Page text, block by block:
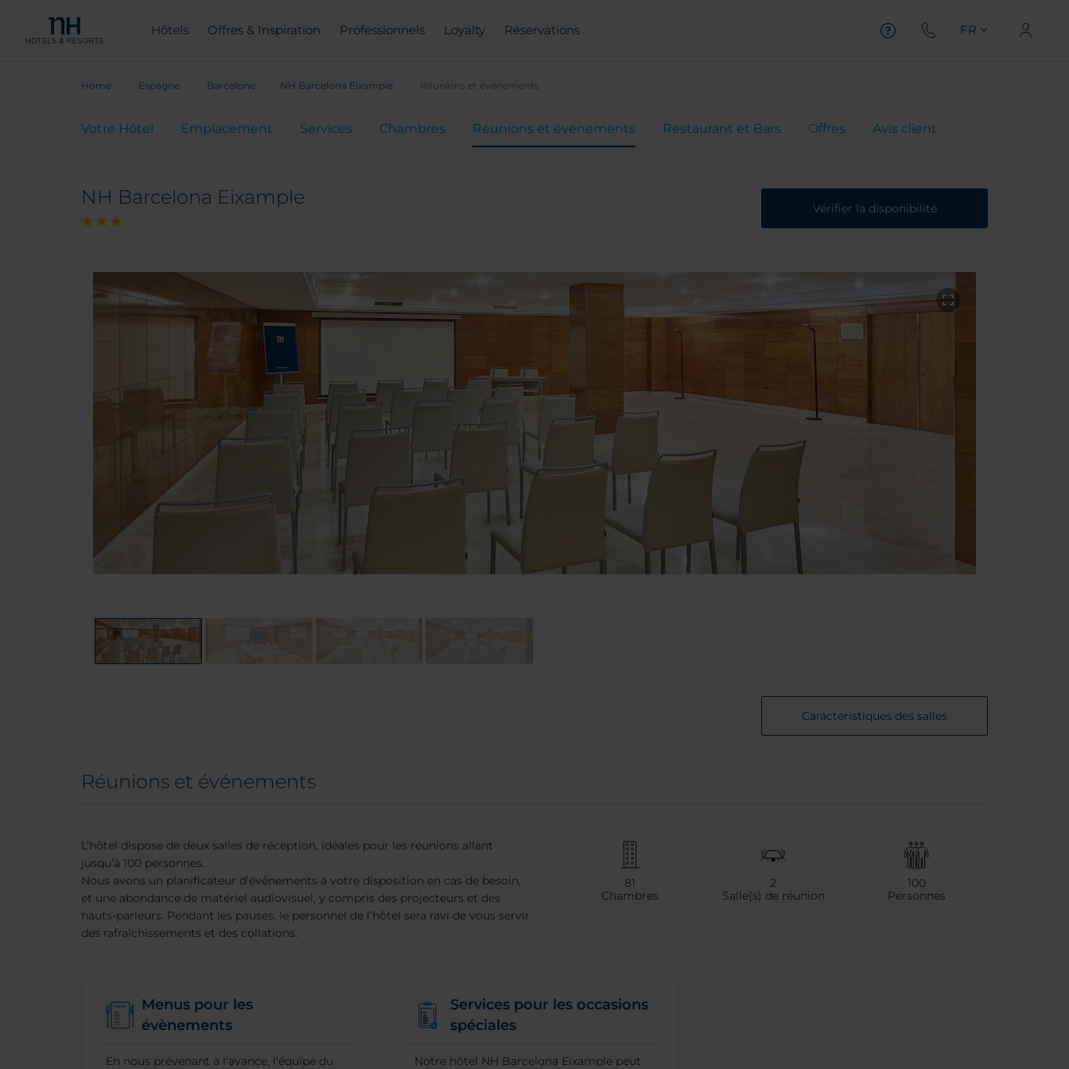
Hôtels Offres & Inspiration Professionnels Loyalty Réservations FR
Home Espagne Barcelone NH Barcelona Eixample Réunions et événements
Votre Hôtel Emplacement Services Chambres Réunions et événements Restaurant et Bars Offres Avis client
NH Barcelona Eixample Vérifier la disponibilité
Carácteristiques des salles
Réunions et événements
L’hôtel dispose de deux salles de réception, idéales pour les réunions allant
jusqu’à 100 personnes.
Nous avons un planificateur d’événements à votre disposition en cas de besoin,
et une abondance de matériel audiovisuel, y compris des projecteurs et des
hauts-parleurs. Pendant les pauses, le personnel de l’hôtel sera ravi de vous servir
des rafraîchissements et des collations.
81
Chambres
2
Salle(s) de réunion
100
Personnes
Menus pour les
évènements
En nous prévenant à l'avance, l'équipe du
Services pour les occasions
spéciales
Notre hôtel NH Barcelona Eixample peut